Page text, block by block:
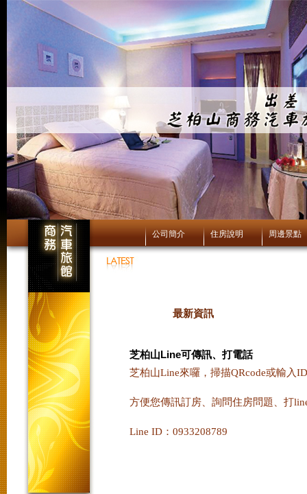
公司簡介 住房說明 周邊景點
最新資訊
芝柏山Line可傳訊、打電話
芝柏山Line來囉，掃描QRcode或輸入
方便您傳訊訂房、詢問住房問題、打
Line ID：0933208789